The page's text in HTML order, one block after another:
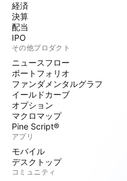
経済
決算
配当
IPO
その他プロダクト
ニュースフロー
ポートフォリオ
ファンダメンタルグラフ
イールドカーブ
オプション
マクロマップ
Pine Script®
アプリ
モバイル
デスクトップ
コミュニティ